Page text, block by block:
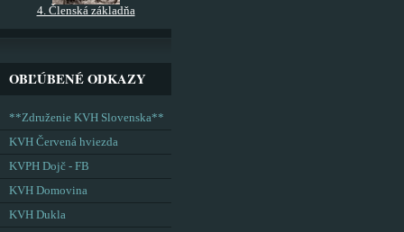
4. Členská základňa
OBĽÚBENÉ ODKAZY
**Združenie KVH Slovenska**
KVH Červená hviezda
KVPH Dojč - FB
KVH Domovina
KVH Dukla